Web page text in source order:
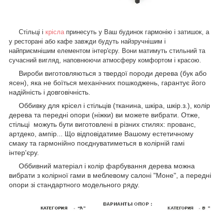
Стільці і крісла принесуть у Ваш будинок гармонію і затишок, а
у ресторані або кафе завжди будуть найзручнішим і
найприємнішим елементом інтер'єру. Вони матимуть стильний та
сучасний вигляд, наповнюючи атмосферу комфортом і красою.
Вироби виготовляються з твердої породи дерева (бук або
ясен), яка не боїться механічних пошкоджень, гарантує його
надійність і довговічність.
Оббивку для крісел і стільців (тканина, шкіра, шкір.з.), колір
дерева та передні опори (ніжки) ви можете вибрати. Отже,
стільці можуть бути виготовлені в різних стилях: прованс,
артдеко, ампір... Що відповідатиме Вашому естетичному
смаку та гармонійно поєднуватиметься в колірній гамі
інтер'єру.
Оббивний матеріал і колір фарбування дерева можна
вибрати з колірної гами в меблевому салоні "Моне", а передні
опори зі стандартного модельного ряду.